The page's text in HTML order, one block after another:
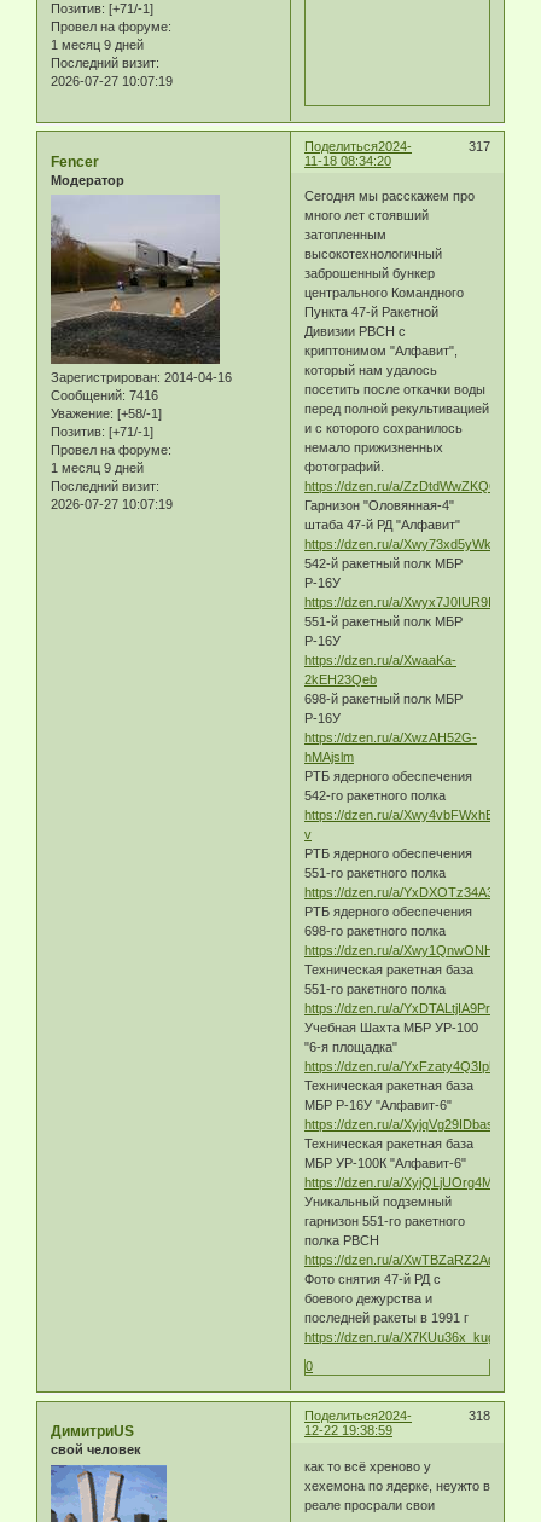
Позитив: [+71/-1]
Провел на форуме:
1 месяц 9 дней
Последний визит:
2026-07-27 10:07:19
Поделиться 317
2024-
11-18 08:34:20
Fencer
Модератор
Зарегистрирован: 2014-04-16
Сообщений: 7416
Уважение: [+58/-1]
Позитив: [+71/-1]
Провел на форуме:
1 месяц 9 дней
Последний визит:
2026-07-27 10:07:19
Сегодня мы расскажем про
много лет стоявший
затопленным
высокотехнологичный
заброшенный бункер
центрального Командного
Пункта 47-й Ракетной
Дивизии РВСН с
криптонимом "Алфавит",
который нам удалось
посетить после откачки воды
перед полной рекультивацией
и с которого сохранилось
немало прижизненных
фотографий.
https://dzen.ru/a/ZzDtdWwZKQ6_HL7M
Гарнизон "Оловянная-4"
штаба 47-й РД "Алфавит"
https://dzen.ru/a/Xwy73xd5yWkgHZA5
542-й ракетный полк МБР
Р-16У
https://dzen.ru/a/Xwyx7J0IUR9IkoaO
551-й ракетный полк МБР
Р-16У
https://dzen.ru/a/XwaaKa-
2kEH23Qeb
698-й ракетный полк МБР
Р-16У
https://dzen.ru/a/XwzAH52G-
hMAjslm
РТБ ядерного обеспечения
542-го ракетного полка
https://dzen.ru/a/Xwy4vbFWxhEeZi-
v
РТБ ядерного обеспечения
551-го ракетного полка
https://dzen.ru/a/YxDXOTz34A3LNpkP
РТБ ядерного обеспечения
698-го ракетного полка
https://dzen.ru/a/Xwy1QnwONHfIHtRC
Техническая ракетная база
551-го ракетного полка
https://dzen.ru/a/YxDTALtjIA9PrdHt
Учебная Шахта МБР УР-100
"6-я площадка"
https://dzen.ru/a/YxFzaty4Q3IphKZD
Техническая ракетная база
МБР Р-16У "Алфавит-6"
https://dzen.ru/a/XyjqVg29IDbasBVb
Техническая ракетная база
МБР УР-100К "Алфавит-6"
https://dzen.ru/a/XyjQLjUOrg4MP915
Уникальный подземный
гарнизон 551-го ракетного
полка РВСН
https://dzen.ru/a/XwTBZaRZ2Aqly6nq
Фото снятия 47-й РД с
боевого дежурства и
последней ракеты в 1991 г
https://dzen.ru/a/X7KUu36x_kugdlB4
0
Поделиться 318
2024-
12-22 19:38:59
ДимитриUS
свой человек
как то всё хреново у
хехемона по ядерке, неужто в
реале просрали свои